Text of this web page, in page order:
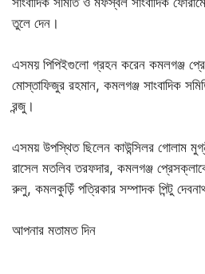
তুলে দেন।
এসময় পিপিইগুলো গ্রহন করেন কমলগঞ্জ
মোস্তাফিজুর রহমান, কমলগঞ্জ সাংবাদিক
রন্জু।
এসময় উপস্থিত ছিলেন কাউন্সিলর গোলাম
রাসেল মতলিব তরফদার, কমলগঞ্জ
রুলু, কমলকুড়িঁ পত্রিকার সম্পাদক পিন্টু
আপনার মতামত দিন